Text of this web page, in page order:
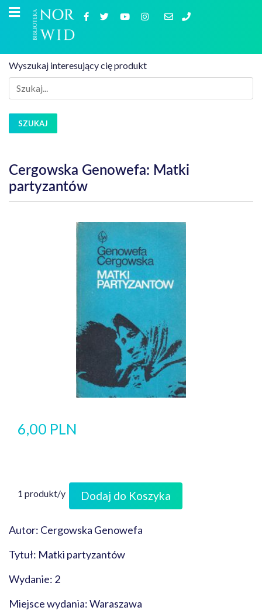
Wyszukaj interesujący cię produkt
SZUKAJ
Cergowska Genowefa: Matki
partyzantów
6,00 PLN
1 produkt/y Dodaj do Koszyka
Autor: Cergowska Genowefa
Tytuł: Matki partyzantów
Wydanie: 2
Miejsce wydania: Waraszawa